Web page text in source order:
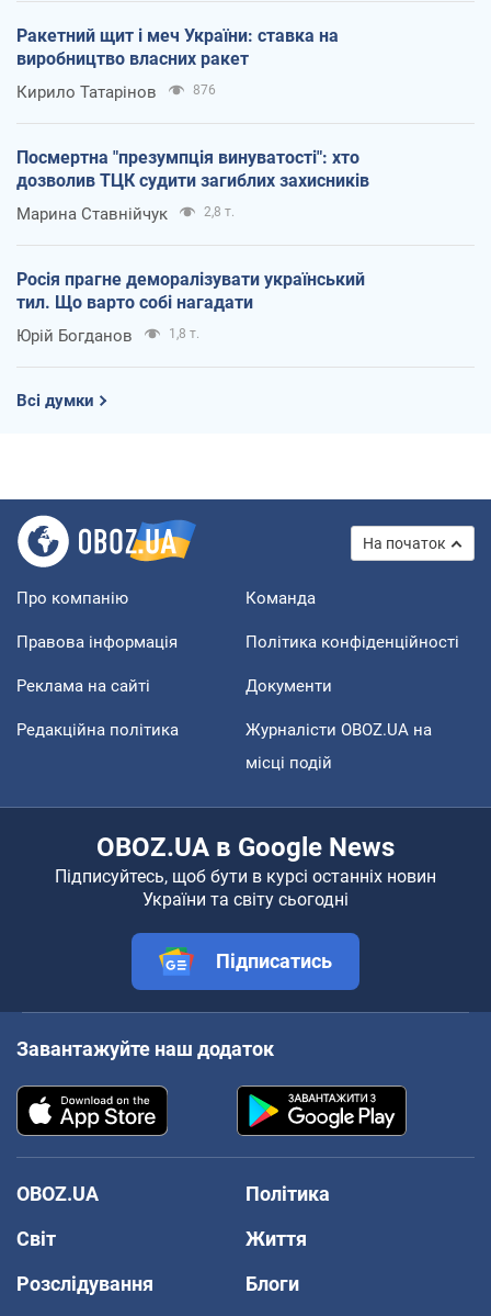
Ракетний щит і меч України: ставка на
виробництво власних ракет
Кирило Татарінов 876
Посмертна "презумпція винуватості": хто
дозволив ТЦК судити загиблих захисників
Марина Ставнійчук 2,8 т.
Росія прагне деморалізувати український
тил. Що варто собі нагадати
Юрій Богданов 1,8 т.
Всі думки
На початок
Про компанію Команда
Правова інформація Політика конфіденційності
Реклама на сайті Документи
Редакційна політика
Журналісти OBOZ.UA на
місці подій
OBOZ.UA в Google News
Підписуйтесь, щоб бути в курсі останніх новин
України та світу сьогодні
Підписатись
Завантажуйте наш додаток
OBOZ.UA
Політика
Світ
Життя
Розслідування
Блоги